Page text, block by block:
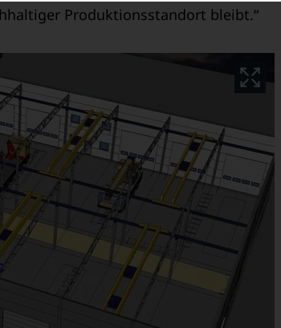
Produktionsstandort bleibt.“